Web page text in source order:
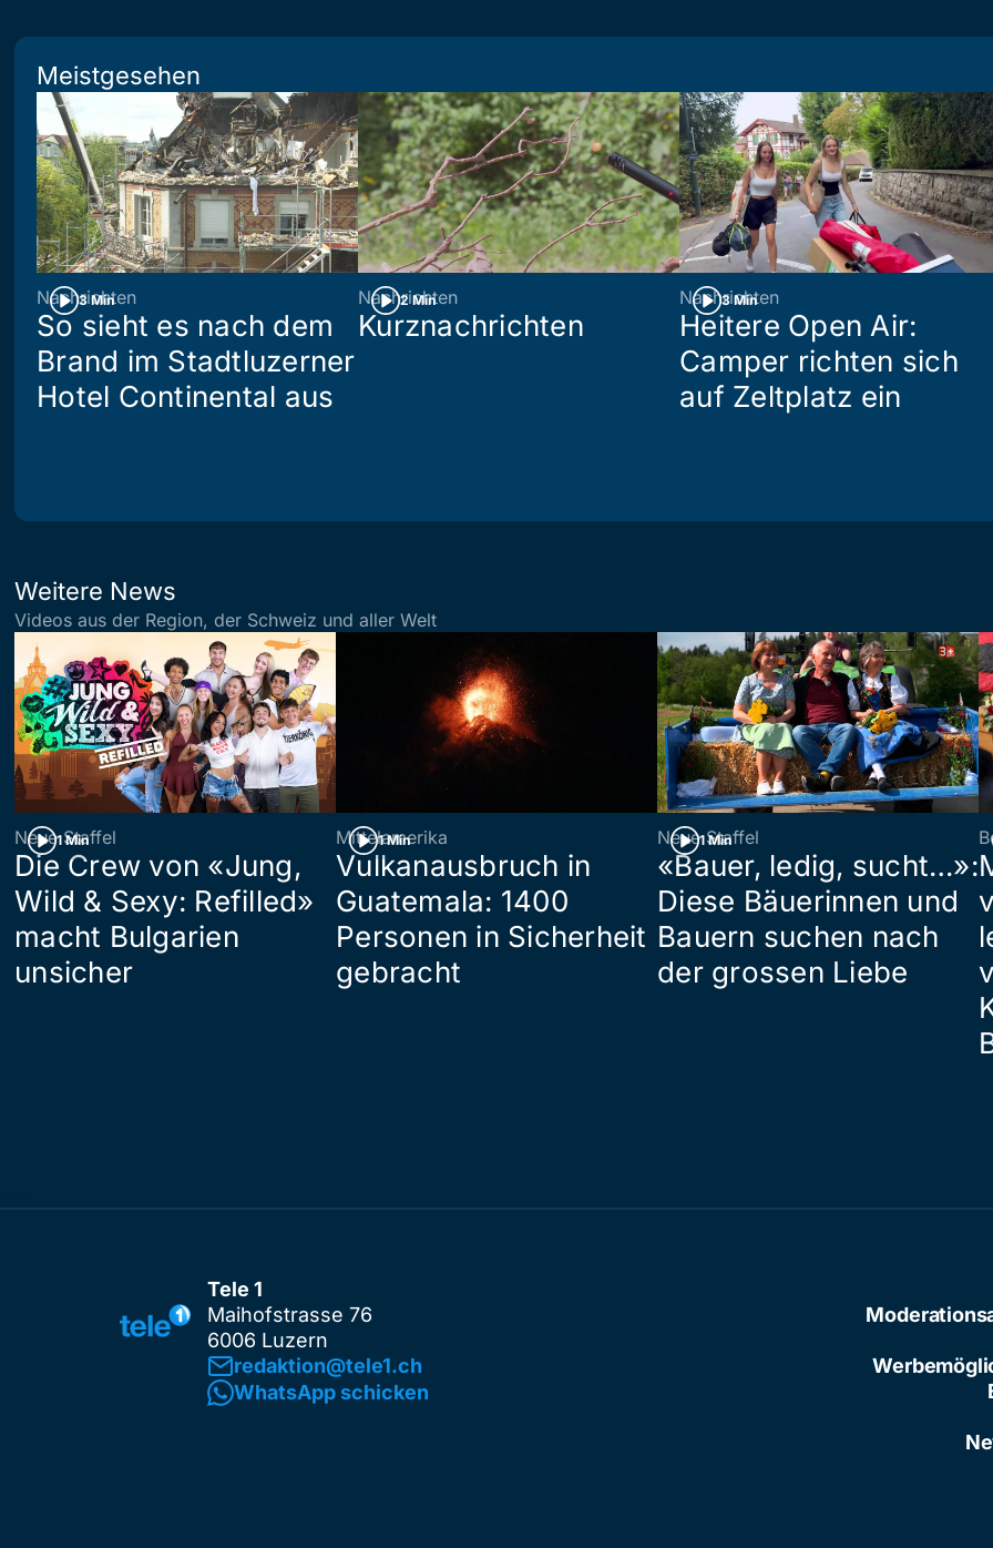
Meistgesehen
3 Min
Nachrichten
So sieht es nach dem
Brand im Stadtluzerner
Hotel Continental aus
2 Min
Nachrichten
Kurznachrichten
3 Min
Nachrichten
Heitere Open Air:
Camper richten sich
auf Zeltplatz ein
Weitere News
Videos aus der Region, der Schweiz und aller Welt
1 Min
Neue Staffel
Die Crew von «Jung,
Wild & Sexy: Refilled»
macht Bulgarien
unsicher
1 Min
Mittelamerika
Vulkanausbruch in
Guatemala: 1400
Personen in Sicherheit
gebracht
1 Min
Neue Staffel
«Bauer, ledig, sucht…»:
Diese Bäuerinnen und
Bauern suchen nach
der grossen Liebe
Tele 1
Maihofstrasse 76
6006 Luzern
redaktion@tele1.ch
WhatsApp schicken